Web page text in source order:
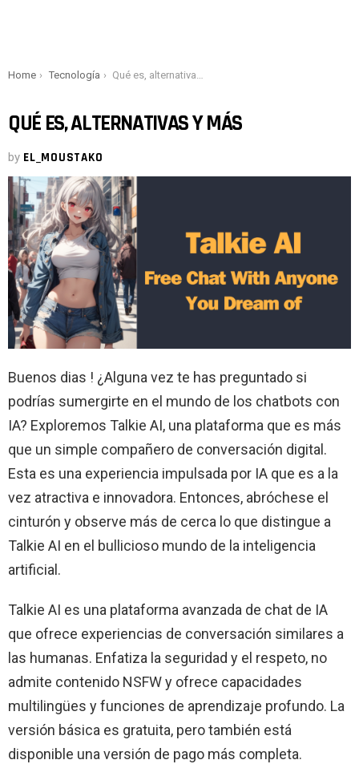
You are here:
Home Tecnología Qué es, alternativas y más
QUÉ ES, ALTERNATIVAS Y MÁS
by EL_MOUSTAKO
Buenos dias ! ¿Alguna vez te has preguntado si
podrías sumergirte en el mundo de los chatbots con
IA? Exploremos Talkie AI, una plataforma que es más
que un simple compañero de conversación digital.
Esta es una experiencia impulsada por IA que es a la
vez atractiva e innovadora. Entonces, abróchese el
cinturón y observe más de cerca lo que distingue a
Talkie AI en el bullicioso mundo de la inteligencia
artificial.
Talkie AI es una plataforma avanzada de chat de IA
que ofrece experiencias de conversación similares a
las humanas. Enfatiza la seguridad y el respeto, no
admite contenido NSFW y ofrece capacidades
multilingües y funciones de aprendizaje profundo. La
versión básica es gratuita, pero también está
disponible una versión de pago más completa.